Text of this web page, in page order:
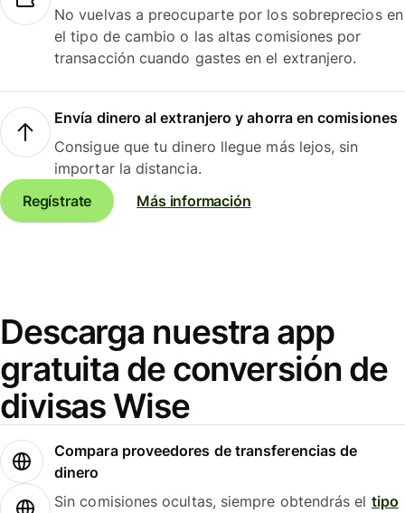
No vuelvas a preocuparte por los sobreprecios en
el tipo de cambio o las altas comisiones por
transacción cuando gastes en el extranjero.
Envía dinero al extranjero y ahorra en comisiones
Consigue que tu dinero llegue más lejos, sin
importar la distancia.
Regístrate
Más información
Descarga nuestra app
gratuita de conversión de
divisas Wise
Compara proveedores de transferencias de
dinero
Sin comisiones ocultas, siempre obtendrás el tipo